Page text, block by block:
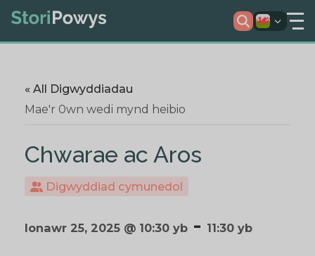
« All Digwyddiadau
Mae'r 0wn wedi mynd heibio
Chwarae ac Aros
Digwyddiad cymunedol
Ionawr 25, 2025 @ 10:30 yb - 11:30 yb